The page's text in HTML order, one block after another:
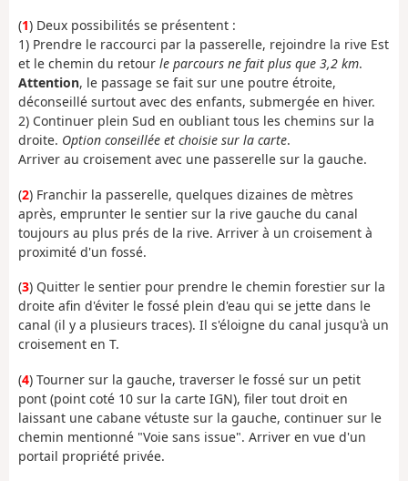
(1) Deux possibilités se présentent :
1) Prendre le raccourci par la passerelle, rejoindre la rive Est
et le chemin du retour le parcours ne fait plus que 3,2 km.
Attention, le passage se fait sur une poutre étroite,
déconseillé surtout avec des enfants, submergée en hiver.
2) Continuer plein Sud en oubliant tous les chemins sur la
droite. Option conseillée et choisie sur la carte.
Arriver au croisement avec une passerelle sur la gauche.
(2) Franchir la passerelle, quelques dizaines de mètres
après, emprunter le sentier sur la rive gauche du canal
toujours au plus prés de la rive. Arriver à un croisement à
proximité d'un fossé.
(3) Quitter le sentier pour prendre le chemin forestier sur la
droite afin d'éviter le fossé plein d'eau qui se jette dans le
canal (il y a plusieurs traces). Il s'éloigne du canal jusqu'à un
croisement en T.
(4) Tourner sur la gauche, traverser le fossé sur un petit
pont (point coté 10 sur la carte IGN), filer tout droit en
laissant une cabane vétuste sur la gauche, continuer sur le
chemin mentionné "Voie sans issue". Arriver en vue d'un
portail propriété privée.